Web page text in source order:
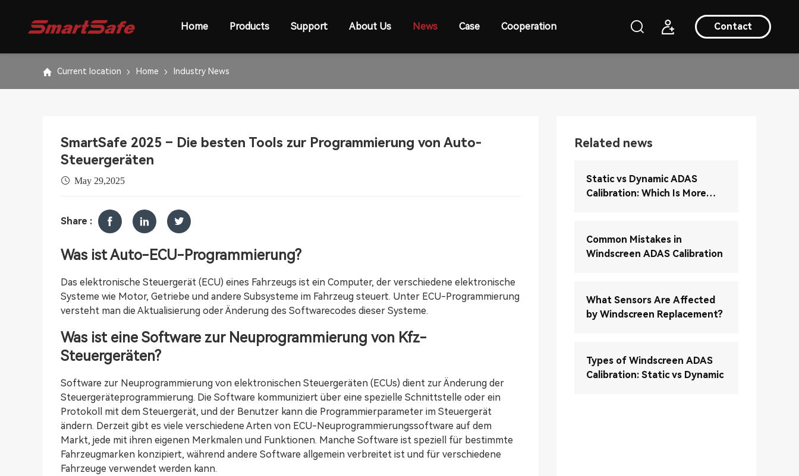
Contact
Home Products Support About Us News Case Cooperation
Current location Home Industry News
SmartSafe 2025 – Die besten Tools zur Programmierung von Auto-
Steuergeräten
May 29,2025
Share :
Was ist Auto-ECU-Programmierung?
Das elektronische Steuergerät (ECU) eines Fahrzeugs ist ein Computer, der verschiedene elektronische
Systeme wie Motor, Getriebe und andere Subsysteme im Fahrzeug steuert. Unter ECU-Programmierung
versteht man die Aktualisierung oder Änderung des Softwarecodes dieser Systeme.
Was ist eine Software zur Neuprogrammierung von Kfz-
Steuergeräten?
Software zur Neuprogrammierung von elektronischen Steuergeräten (ECUs) dient zur Änderung der
Steuergeräteprogrammierung. Die Software kommuniziert über eine spezielle Schnittstelle oder ein
Protokoll mit dem Steuergerät, und der Benutzer kann die Programmierparameter im Steuergerät
ändern. Derzeit gibt es viele verschiedene Arten von ECU-Neuprogrammierungssoftware auf dem
Markt, jede mit ihren eigenen Merkmalen und Funktionen. Manche Software ist speziell für bestimmte
Fahrzeugmarken konzipiert, während andere Software allgemein verbreitet ist und für verschiedene
Fahrzeuge verwendet werden kann.
Related news
Static vs Dynamic ADAS
Calibration: Which Is More
Common Mistakes in
Windscreen ADAS Calibration
What Sensors Are Affected
by Windscreen Replacement?
Types of Windscreen ADAS
Calibration: Static vs Dynamic